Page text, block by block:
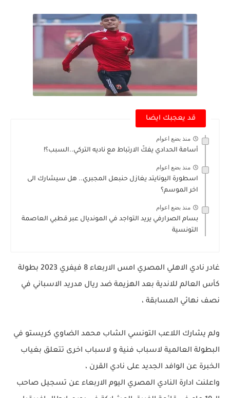
قد يعجبك ايضا
منذ بضع اعوام
أسامة الحدادي يفكّ الارتباط مع ناديه التركي..السبب؟!
منذ بضع اعوام
اسطورة اليونايتد يغازل حنبعل المجبري.. هل سيشارك الى
اخر الموسم؟
منذ بضع اعوام
بسام الصرارفي يريد التواجد في المونديال عبر قطبي العاصمة
التونسية
غادر نادي الاهلي المصري امس الاربعاء 8 فيفري 2023 بطولة
كأس العالم للاندية بعد الهزيمة ضد ريال مدريد الاسباني في
نصف نهائي المسابقة ،
ولم يشارك اللاعب التونسي الشاب محمد الضاوي كريستو في
البطولة العالمية لاسباب فنية و لاسباب اخرى تتعلق بغياب
الخبرة عن الوافد الجديد على نادي القرن ،
واعلنت ادارة النادي المصري اليوم الاربعاء عن تسجيل صاحب